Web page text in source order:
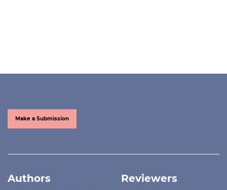
Make a Submission
Authors Reviewers